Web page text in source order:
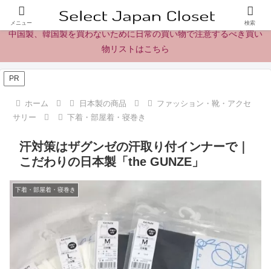
日本製の商品、製品、食品レビューとニュース
中国製、韓国製を買わないために日常の買い物で注意するべき買い
物リストはこちら
PR
ホーム 日本製の商品
ファッション・靴・アクセ
サリー
下着・部屋着・寝巻き
汗対策はザグンゼの汗取り付インナーで｜
こだわりの日本製「the GUNZE」
下着・部屋着・寝巻き
メニュー 検索